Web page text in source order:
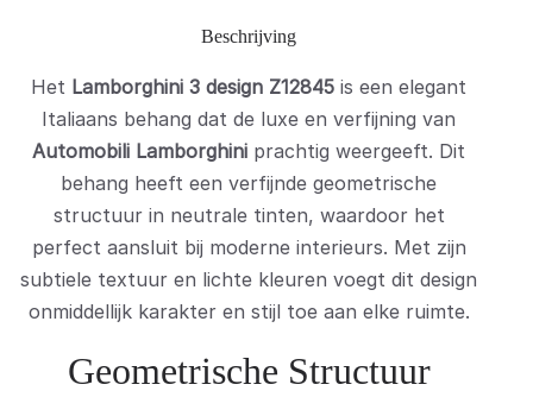
Beschrijving
Het Lamborghini 3 design Z12845 is een elegant
Italiaans behang dat de luxe en verfijning van
Automobili Lamborghini prachtig weergeeft. Dit
behang heeft een verfijnde geometrische
structuur in neutrale tinten, waardoor het
perfect aansluit bij moderne interieurs. Met zijn
subtiele textuur en lichte kleuren voegt dit design
onmiddellijk karakter en stijl toe aan elke ruimte.
Geometrische Structuur